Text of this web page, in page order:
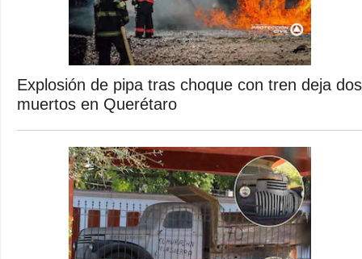
Explosión de pipa tras choque con tren deja dos
muertos en Querétaro